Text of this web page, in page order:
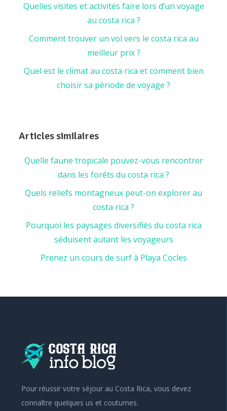
Quelles visites et activités faire lors d’un voyage
au costa rica ?
Comment trouver un vol vers le costa rica au
meilleur prix ?
Quel est le climat au costa rica et comment bien
choisir sa période de voyage ?
Articles similaires
Quelle faune tropicale pouvez-vous rencontrer
dans les forêts du costa rica ?
Quels reliefs montagneux peut-on explorer au
costa rica ?
Pourquoi les paysages diversifiés du costa rica
séduisent autant les voyageurs
Prenez un cours de surf à Playa Cocles
Pour réussir votre séjour au Costa Rica, vous devez
connaître quelques us et coutumes.